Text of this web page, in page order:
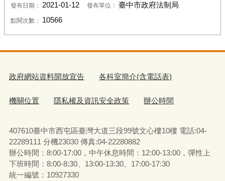
發布日期： 2021-01-12 發布單位： 臺中市政府法制局
點閱次數： 10566
政府網站資料開放宣告 各科室簡介(含電話表)
機關位置 隱私權及資訊安全政策 辦公時間
407610臺中市西屯區臺灣大道三段99號文心樓10樓 電話:04-
22289111 分機23030 傳真:04-22280882
辦公時間：8:00-17:00，中午休息時間：12:00-13:00，彈性上
下班時間：8:00-8:30、13:00-13:30、17:00-17:30
統一編號：10927330